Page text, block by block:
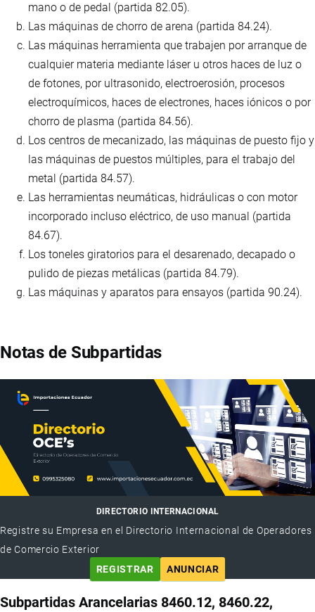
mano o de pedal (partida 82.05).
Las máquinas de chorro de arena (partida 84.24).
Las máquinas herramienta que trabajen por arranque de
cualquier materia mediante láser u otros haces de luz o
de fotones, por ultrasonido, electroerosión, procesos
electroquímicos, haces de electrones, haces iónicos o por
chorro de plasma (partida 84.56).
Los centros de mecanizado, las máquinas de puesto fijo y
las máquinas de puestos múltiples, para el trabajo del
metal (partida 84.57).
Las herramientas neumáticas, hidráulicas o con motor
incorporado incluso eléctrico, de uso manual (partida
84.67).
Los toneles giratorios para el desarenado, decapado o
pulido de piezas metálicas (partida 84.79).
Las máquinas y aparatos para ensayos (partida 90.24).
Notas de Subpartidas
DIRECTORIO INTERNACIONAL
Registre su Empresa en el Directorio Internacional de Operadores
de Comercio Exterior
REGISTRAR
ANUNCIAR
Subpartidas Arancelarias 8460.12, 8460.22,